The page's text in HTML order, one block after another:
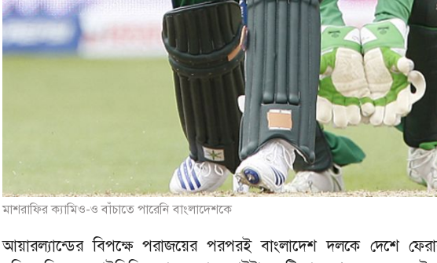
মাশরাফির ক্যামিও-ও বাঁচাতে পারেনি বাংলাদেশকে
আয়ারল্যান্ডের বিপক্ষে পরাজয়ের পরপরই বাংলাদেশ দলকে দেশে